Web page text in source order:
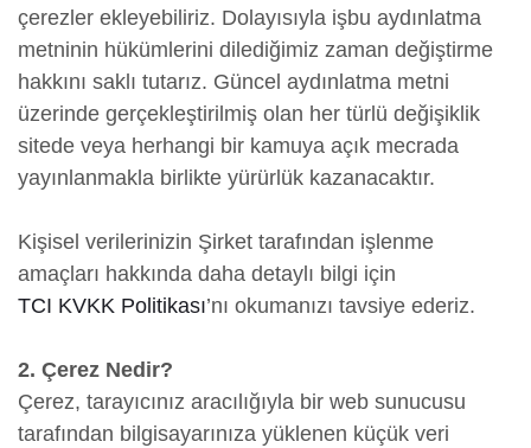
çerezler ekleyebiliriz. Dolayısıyla işbu aydınlatma
metninin hükümlerini dilediğimiz zaman değiştirme
hakkını saklı tutarız. Güncel aydınlatma metni
üzerinde gerçekleştirilmiş olan her türlü değişiklik
sitede veya herhangi bir kamuya açık mecrada
yayınlanmakla birlikte yürürlük kazanacaktır.
Kişisel verilerinizin Şirket tarafından işlenme
amaçları hakkında daha detaylı bilgi için
TCI KVKK Politikası’nı okumanızı tavsiye ederiz.
2. Çerez Nedir?
Çerez, tarayıcınız aracılığıyla bir web sunucusu
tarafından bilgisayarınıza yüklenen küçük veri